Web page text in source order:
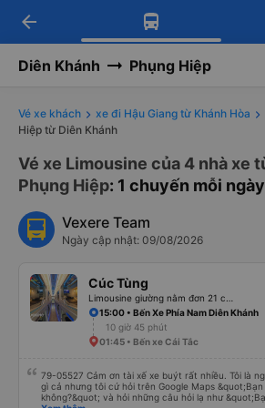
Tải app Vexere ngay!
Nhận ưu đãi thành viên độc
Tải app Vexere
-30k/ghế khi đặt vé máy
arrow_back
Diên Khánh Phụng Hiệp
Vé xe khách xe đi Hậu Giang từ Khánh Hòa
Hiệp từ Diên Khánh
Vé xe Limousine của 4 nhà xe
Phụng Hiệp: 1 chuyến mỗi ngày
Vexere Team
Ngày cập nhật: 09/08/2026
Cúc Tùng
15:00 • Bến Xe Phía Nam Diên Khánh
10 giờ 45 phút
01:45 • Bến xe Cái Tắc
79-05527 Cảm ơn tài xế xe buýt rất nhiều. Tôi là
gì cả nhưng tôi cứ hỏi trên Google Maps
không?&quot; và hỏi những câu hỏi lạ như